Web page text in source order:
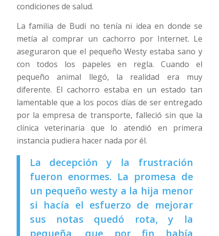
condiciones de salud.
La familia de Budi no tenía ni idea en donde se
metía al comprar un cachorro por Internet. Le
aseguraron que el pequeño Westy estaba sano y
con todos los papeles en regla. Cuando el
pequeño animal llegó, la realidad era muy
diferente. El cachorro estaba en un estado tan
lamentable que a los pocos días de ser entregado
por la empresa de transporte, falleció sin que la
clínica veterinaria que lo atendió en primera
instancia pudiera hacer nada por él.
La decepción y la frustración
fueron enormes. La promesa de
un pequeño westy a la hija menor
si hacía el esfuerzo de mejorar
sus notas quedó rota, y la
pequeña, que por fin había